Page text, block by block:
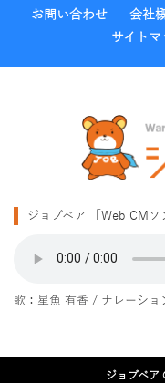
お問い合わせ 会社
サイトマ
ジョブベア 「Web CMソ
歌： 星魚 有香 / ナレーショ
ジョブベ